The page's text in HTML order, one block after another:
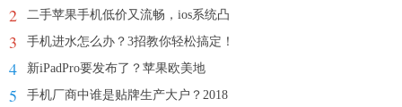
2 二手苹果手机低价又流畅，ios系统凸
3 手机进水怎么办？3招教你轻松搞定！
4 新iPadPro要发布了？苹果欧美地
5 手机厂商中谁是贴牌生产大户？2018